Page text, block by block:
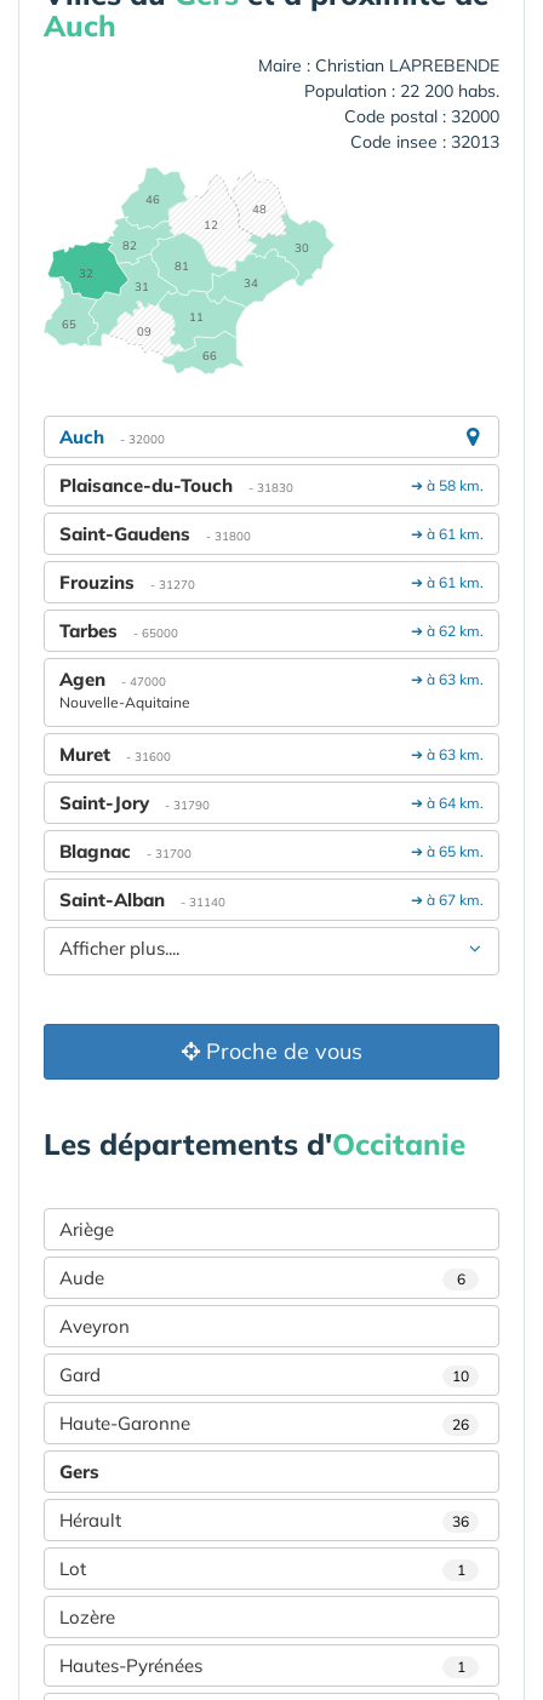
Auch
Maire : Christian LAPREBENDE
Population : 22 200 habs.
Code postal : 32000
Code insee : 32013
09
11
12
30
31
32
34
46
48
65
66
81
82
Auch - 32000
➔ à 58 km.
Plaisance-du-Touch - 31830
➔ à 61 km.
Saint-Gaudens - 31800
➔ à 61 km.
Frouzins - 31270
➔ à 62 km.
Tarbes - 65000
➔ à 63 km.
Agen - 47000
Nouvelle-Aquitaine
➔ à 63 km.
Muret - 31600
➔ à 64 km.
Saint-Jory - 31790
➔ à 65 km.
Blagnac - 31700
➔ à 67 km.
Saint-Alban - 31140
Afficher plus....
Proche de vous
Les départements d'Occitanie
Ariège
Aude 6
Aveyron
Gard 10
Haute-Garonne 26
Gers
Hérault 36
Lot 1
Lozère
Hautes-Pyrénées 1